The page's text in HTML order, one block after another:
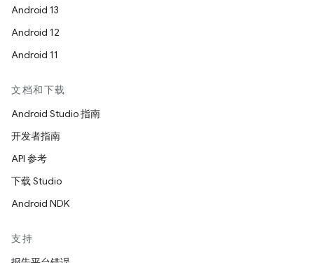
Android 13
Android 12
Android 11
文档和下载
Android Studio 指南
开发者指南
API 参考
下载 Studio
Android NDK
支持